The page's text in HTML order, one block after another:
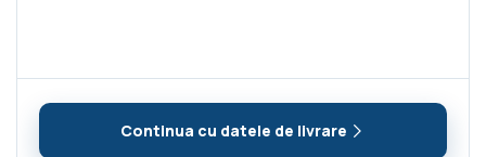
Continua cu datele de livrare